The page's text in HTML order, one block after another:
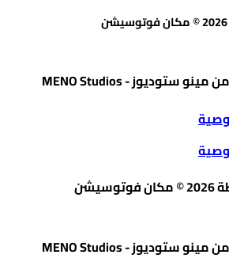
منمينو ستوديوز - MENO Studios
منمينو ستوديوز - MENO Studios